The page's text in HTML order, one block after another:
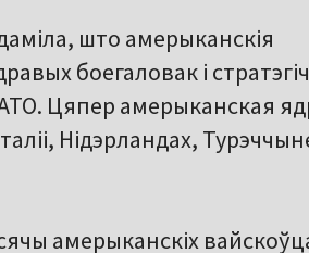
што амерыканскія
боегаловак і
Цяпер амерыканская
Нідэрландах,
амерыканскіх